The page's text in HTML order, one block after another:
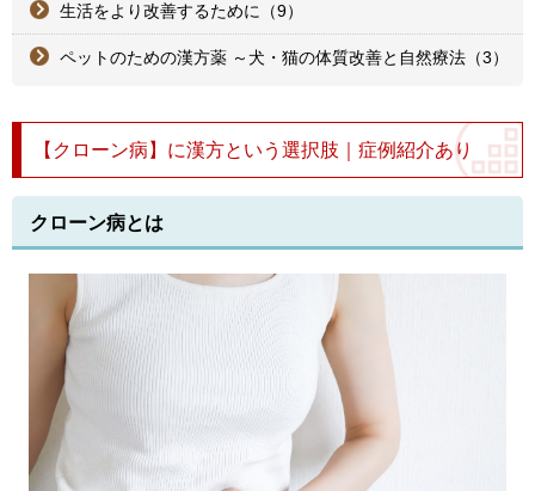
生活をより改善するために（9）
ペットのための漢方薬 ～犬・猫の体質改善と自然療法（3）
【クローン病】に漢方という選択肢｜症例紹介あり
クローン病とは